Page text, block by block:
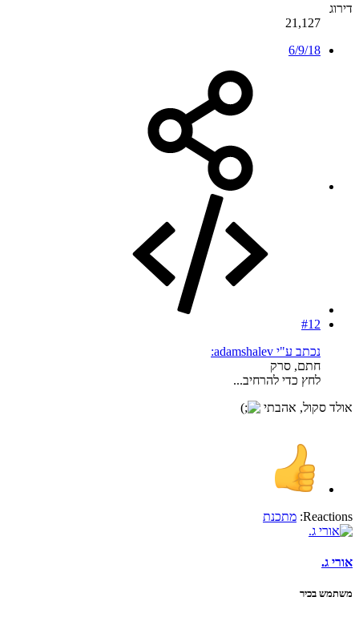
דירוג
21,127
6/9/18
#12
נכתב ע"י adamshalev:
חתם, סרק
לחץ כדי להרחיב...
אולד סקול, אהבתי
Reactions: מתכנת
אורי ג.
משתמש בכיר